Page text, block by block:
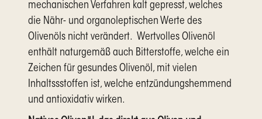
mechanischen Verfahren kalt gepresst, welches
die Nähr- und organoleptischen Werte des
Olivenöls nicht verändert. Wertvolles Olivenöl
enthält naturgemäß auch Bitterstoffe, welche ein
Zeichen für gesundes Olivenöl, mit vielen
Inhaltssstoffen ist, welche entzündungshemmend
und antioxidativ wirken.